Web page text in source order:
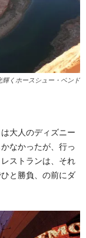
輝くホースシュー・ベンド
大人のディズニー
なかったが、行っ
ストランは、それ
と勝負、の前にダ